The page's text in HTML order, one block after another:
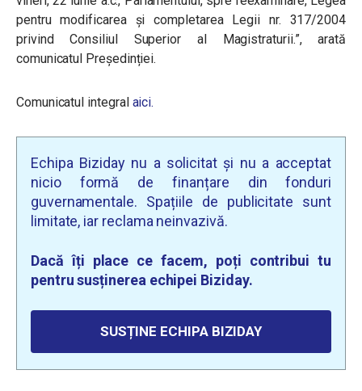
pentru modificarea și completarea Legii nr. 317/2004
privind Consiliul Superior al Magistraturii.”, arată
comunicatul Președinției.
Comunicatul integral aici.
Echipa Biziday nu a solicitat și nu a acceptat
nicio formă de finanțare din fonduri
guvernamentale. Spațiile de publicitate sunt
limitate, iar reclama neinvazivă.
Dacă îți place ce facem, poți contribui tu
pentru susținerea echipei Biziday.
SUSȚINE ECHIPA BIZIDAY